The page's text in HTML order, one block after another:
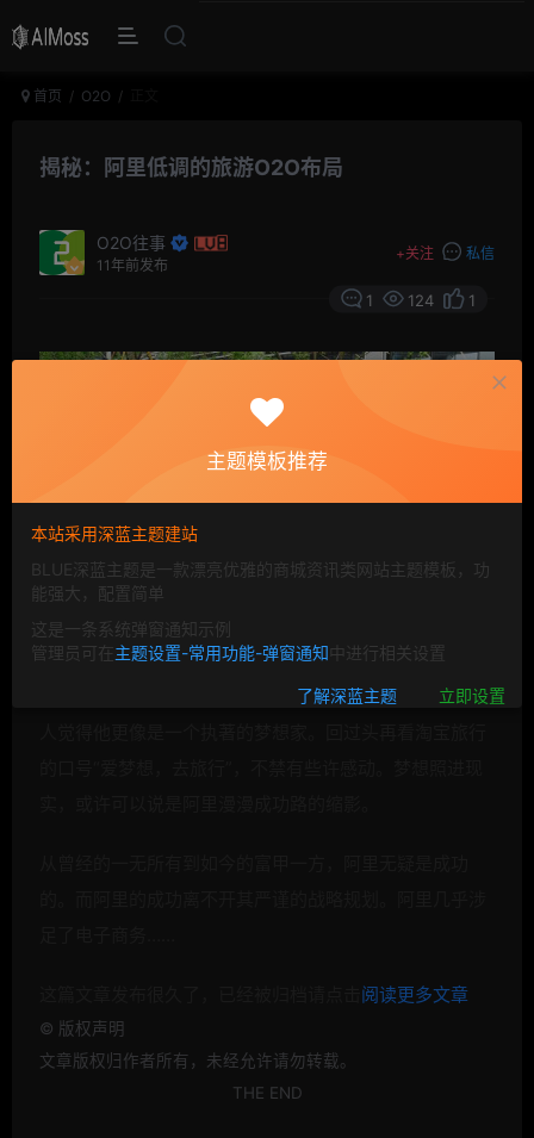
首页 O2O
揭秘：阿里低调的旅游O2O布局
O2O往事
11年前发布
+关注 私信
1 124 1
看《扬子江的大鳄》纪录片，马云坚定的信念和理想，让
阅读更多文章
© 版权声明
文章版权归作者所有，未经允许请勿转载。
THE END
主题模板推荐
本站采用深蓝主题建站
BLUE深蓝主题是一款漂亮优雅的商城资讯类网站主题模板，功
能强大，配置简单
这是一条系统弹窗通知示例
管理员可在主题设置-常用功能-弹窗通知中进行相关设置
了解深蓝主题 立即设置